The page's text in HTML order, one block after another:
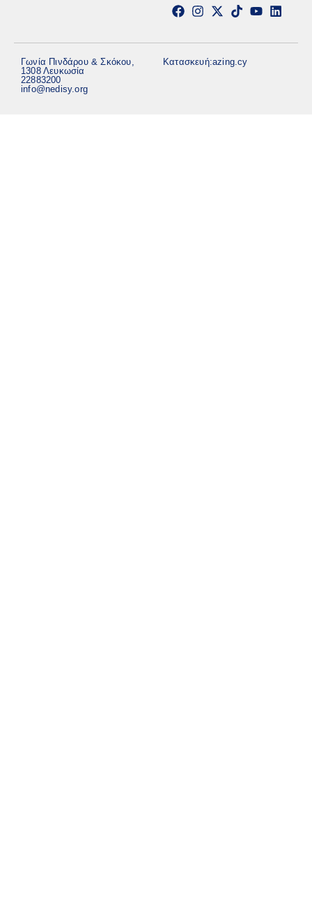
Γωνία Πινδάρου & Σκόκου,
1308 Λευκωσία
22883200
info@nedisy.org
Κατασκευή:azing.cy